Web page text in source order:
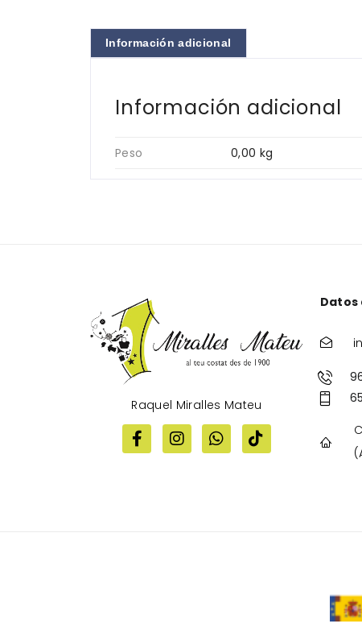
Información adicional
Información adicional
Peso 0,00 kg
Raquel Miralles Mateu